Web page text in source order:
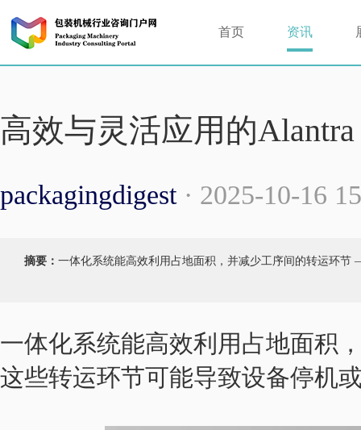
首页 资讯
高效与灵活应用的
packagingdigest· 2025-10-16
摘要： 一体化系统能高效利用占地面积，并减少工序间的转运环
一体化系统能高效利用占地面
这些转运环节可能导致设备停机